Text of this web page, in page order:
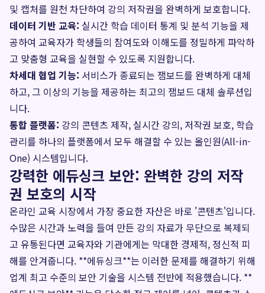
및 캡처를 원천 차단하여 강의 저작권을 완벽하게 보호합니다.
데이터 기반 교육: 실시간 학습 데이터 통계 및 분석 기능을 제
공하여 교육자가 학생들의 참여도와 이해도를 정밀하게 파악하
고 맞춤형 교육을 실현할 수 있도록 지원합니다.
차세대 협업 기능: 서비스가 종료되는 잼보드를 완벽하게 대체
하고, 그 이상의 기능을 제공하는 최고의 잼보드 대체 솔루션입
니다.
통합 플랫폼: 강의 콘텐츠 제작, 실시간 강의, 저작권 보호, 학습
관리를 하나의 플랫폼에서 모두 해결할 수 있는 올인원(All-in-
One) 시스템입니다.
강력한 에듀싱크 보안: 완벽한 강의 저작
권 보호의 시작
온라인 교육 시장에서 가장 중요한 자산은 바로 '콘텐츠'입니다.
수많은 시간과 노력을 들여 만든 강의 자료가 무단으로 복제되
고 유통된다면 교육자와 기관에게는 막대한 경제적, 정신적 피
해를 안겨줍니다. **에듀싱크**는 이러한 문제를 해결하기 위해
업계 최고 수준의 보안 기술을 시스템 전반에 적용했습니다. **